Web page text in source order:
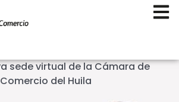
sede virtual de la Cámara de
Comercio del Huila